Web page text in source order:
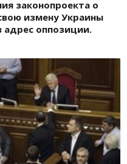
законопроекта о
измену Украины
оппозиции.